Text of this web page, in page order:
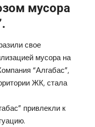
мусора
свое
мусора на
“Алгабас”,
ЖК, стала
привлекли к